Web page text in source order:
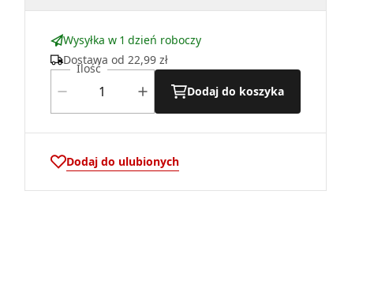
Wysyłka w 1 dzień roboczy
Dostawa od 22,99 zł
Ilość
Dodaj do koszyka
Dodaj do ulubionych